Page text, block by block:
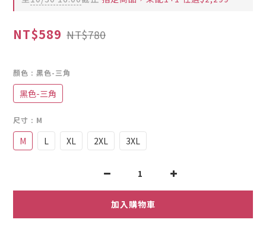
NT$589 NT$780
顏色 : 黑色-三角
黑色-三角
尺寸 : M
M L XL 2XL 3XL
加入購物車